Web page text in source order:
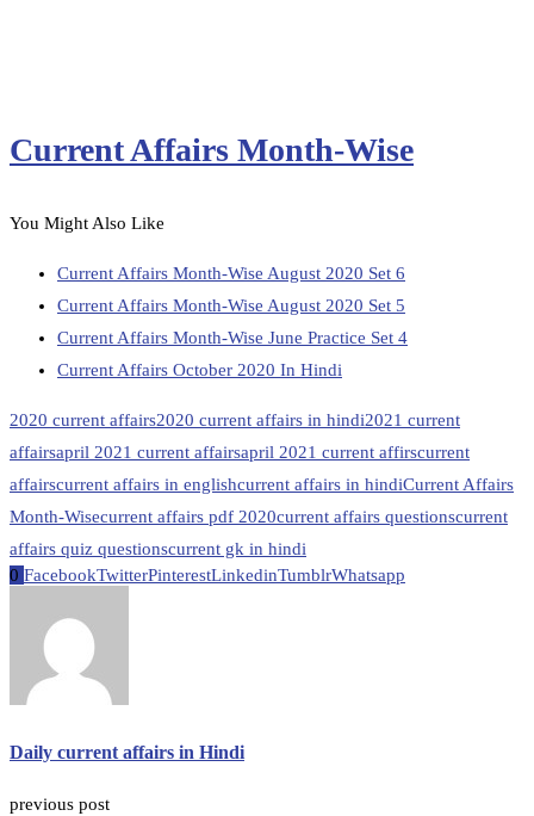
Current Affairs Month-Wise
You Might Also Like
Current Affairs Month-Wise August 2020 Set 6
Current Affairs Month-Wise August 2020 Set 5
Current Affairs Month-Wise June Practice Set 4
Current Affairs October 2020 In Hindi
2020 current affairs2020 current affairs in hindi2021 current
affairsapril 2021 current affairsapril 2021 current affirscurrent
affairscurrent affairs in englishcurrent affairs in hindiCurrent Affairs
Month-Wisecurrent affairs pdf 2020current affairs questionscurrent
affairs quiz questionscurrent gk in hindi
0 FacebookTwitterPinterestLinkedinTumblrWhatsapp
Daily current affairs in Hindi
previous post